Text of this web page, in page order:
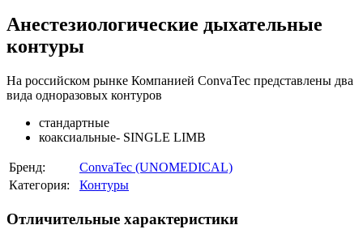
Анестезиологические дыхательные
контуры
На российском рынке Компанией ConvaTec представлены два
вида одноразовых контуров
стандартные
коаксиальные- SINGLE LIMB
Бренд:
ConvaTec (UNOMEDICAL)
Категория:
Контуры
Отличительные характеристики